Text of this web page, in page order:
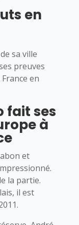
en
sa ville
preuves
en
fait ses
à
et
la partie.
il est